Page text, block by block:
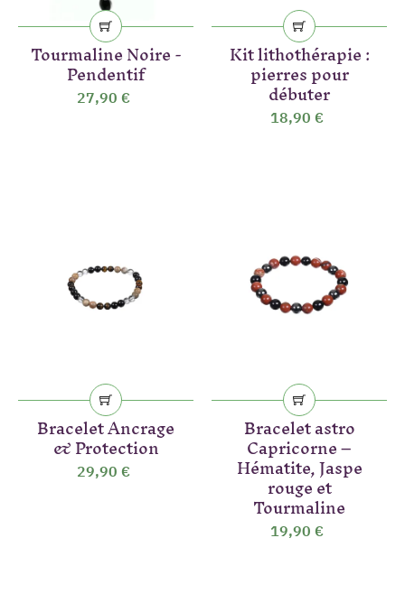
Tourmaline Noire -
Pendentif
27,90 €
Kit lithothérapie :
pierres pour
débuter
18,90 €
Bracelet Ancrage
& Protection
29,90 €
Bracelet astro
Capricorne –
Hématite, Jaspe
rouge et
Tourmaline
19,90 €